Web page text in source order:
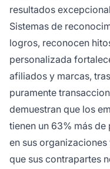
resultados
Sistemas de
logros, reconocen
personalizada
afiliados y marcas,
puramente
demuestran que los
tienen un 63% más
en sus
que sus contrapartes